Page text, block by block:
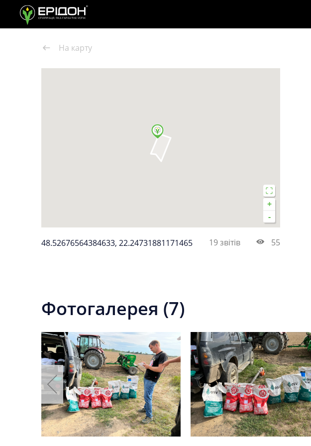
На карту
+
-
48.52676564384633, 22.24731881171465 19 звітів 55
Фотогалерея (7)